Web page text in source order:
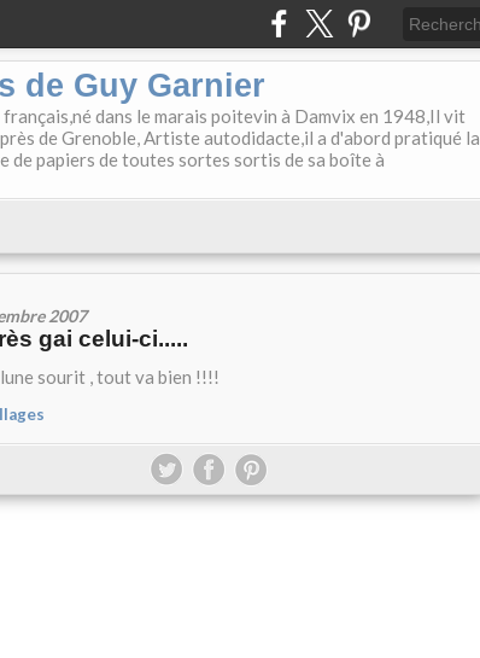
de Guy Garnier
dans le marais poitevin à Damvix en 1948,Il vit
de Grenoble, Artiste autodidacte,il a d'abord pratiqué la
de papiers de toutes sortes sortis de sa boîte à
2007
gai celui-ci.....
sourit , tout va bien !!!!